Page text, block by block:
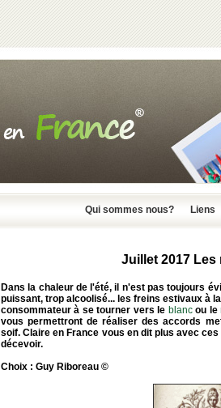
Qui sommes nous? Liens
Juillet 2017 Les
Dans la chaleur de l'été, il n'est pas toujours
puissant, trop alcoolisé... les freins estivaux à
consommateur à se tourner vers le blancou le
vous permettront de réaliser des accords
soif. Claire en France vous en dit plus avec
décevoir.
Choix : Guy Riboreau ©